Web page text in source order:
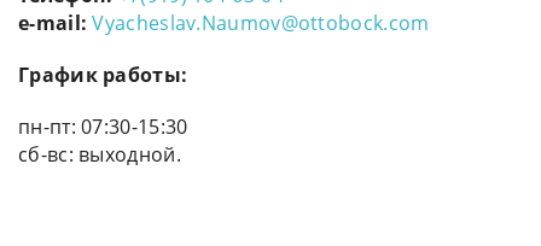
e-mail: Vyacheslav.Naumov@ottobock.com
График работы:
пн-пт: 07:30-15:30
сб-вс: выходной.